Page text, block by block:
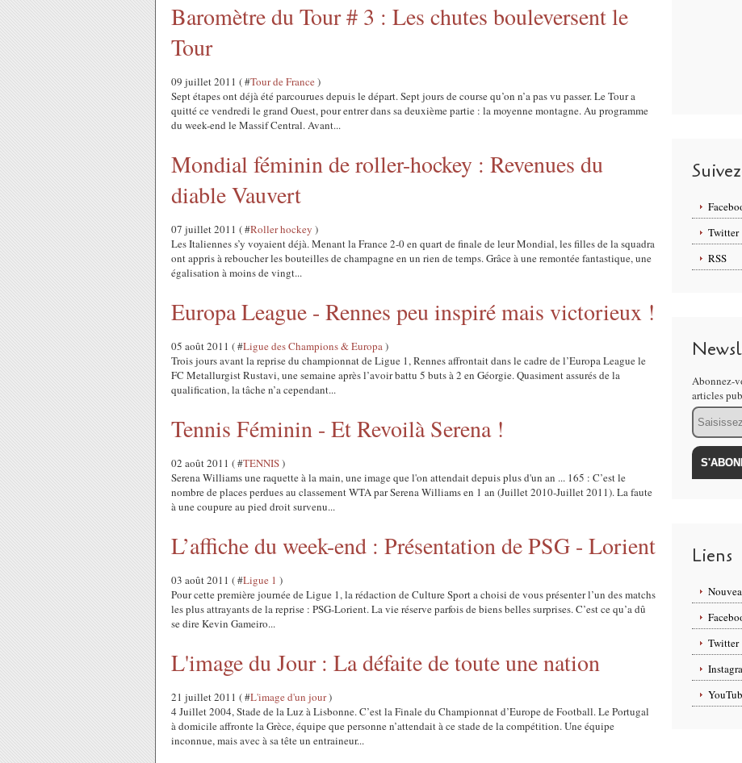
Baromètre du Tour # 3 : Les chutes bouleversent le
Tour
09 juillet 2011 ( #Tour de France)
Sept étapes ont déjà été parcourues depuis le départ. Sept jours de course qu’on n’a pas vu passer. Le Tour a
quitté ce vendredi le grand Ouest, pour entrer dans sa deuxième partie : la moyenne montagne. Au programme
du week-end le Massif Central. Avant...
Mondial féminin de roller-hockey : Revenues du
diable Vauvert
07 juillet 2011 ( #Roller hockey )
Les Italiennes s’y voyaient déjà. Menant la France 2-0 en quart de finale de leur Mondial, les filles de la squadra
ont appris à reboucher les bouteilles de champagne en un rien de temps. Grâce à une remontée fantastique, une
égalisation à moins de vingt...
Europa League - Rennes peu inspiré mais victorieux !
05 août 2011 ( #Ligue des Champions & Europa)
Trois jours avant la reprise du championnat de Ligue 1, Rennes affrontait dans le cadre de l’Europa League le
FC Metallurgist Rustavi, une semaine après l’avoir battu 5 buts à 2 en Géorgie. Quasiment assurés de la
qualification, la tâche n’a cependant...
Tennis Féminin - Et Revoilà Serena !
02 août 2011 ( #TENNIS)
Serena Williams une raquette à la main, une image que l'on attendait depuis plus d'un an ... 165 : C’est le
nombre de places perdues au classement WTA par Serena Williams en 1 an (Juillet 2010-Juillet 2011). La faute
à une coupure au pied droit survenu...
L’affiche du week-end : Présentation de PSG - Lorient
03 août 2011 ( #Ligue 1 )
Pour cette première journée de Ligue 1, la rédaction de Culture Sport a choisi de vous présenter l’un des matchs
les plus attrayants de la reprise : PSG-Lorient. La vie réserve parfois de biens belles surprises. C’est ce qu’a dû
se dire Kevin Gameiro...
L'image du Jour : La défaite de toute une nation
21 juillet 2011 ( #L'image d'un jour)
4 Juillet 2004, Stade de la Luz à Lisbonne. C’est la Finale du Championnat d’Europe de Football. Le Portugal
à domicile affronte la Grèce, équipe que personne n’attendait à ce stade de la compétition. Une équipe
inconnue, mais avec à sa tête un entraineur...
Twitter
RSS
Abonnez-
articles
Email
Liens
Twitter